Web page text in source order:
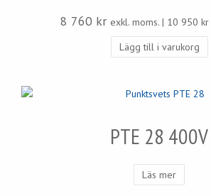
8 760 kr exkl. moms. | 10 950 kr
Lägg till i varukorg
PTE 28 400V
Läs mer